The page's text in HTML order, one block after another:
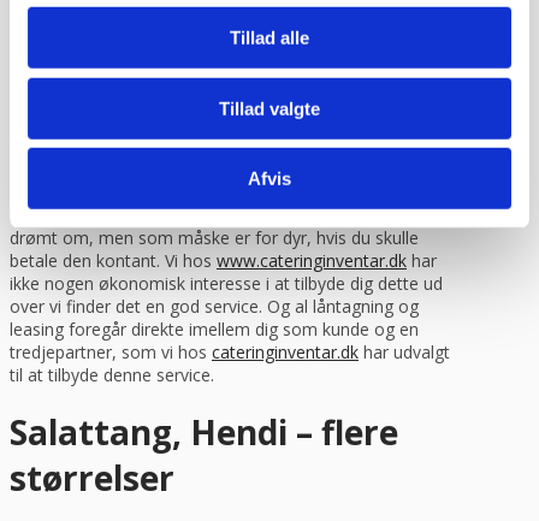
Tillad alle
Tillad valgte
Afvis
Finansiering via lån / leasing
Du har mulighed for at låne til eller lease dit inventar købt
Læs mere eller beregn din mdr.
Finansiering giver dig frihed til at bruge dine penge på den
daglige drift istedet for inventar. Det giver dig også
mulighed for måske at lave netop den indretning du har
drømt om, men som måske er for dyr, hvis du skulle
betale den kontant. Vi hos www.cateringinventar.dk har
ikke nogen økonomisk interesse i at tilbyde dig dette ud
over vi finder det en god service. Og al låntagning og
leasing foregår direkte imellem dig som kunde og en
tredjepartner, som vi hos cateringinventar.dk har udvalgt
til at tilbyde denne service.
Salattang, Hendi – flere
størrelser